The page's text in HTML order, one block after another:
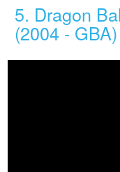
5. Dragon
(2004 - GBA)